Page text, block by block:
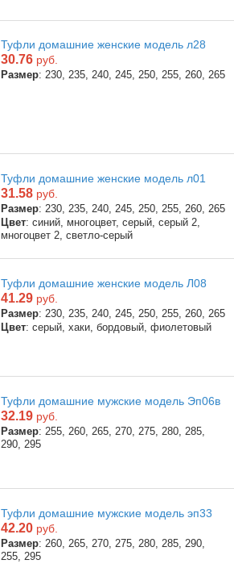
Туфли домашние женские модель л28
30.76 руб.
Размер: 230, 235, 240, 245, 250, 255, 260, 265
Туфли домашние женские модель л01
31.58 руб.
Размер: 230, 235, 240, 245, 250, 255, 260, 265
Цвет: синий, многоцвет, серый, серый 2,
многоцвет 2, светло-серый
Туфли домашние женские модель Л08
41.29 руб.
Размер: 230, 235, 240, 245, 250, 255, 260, 265
Цвет: серый, хаки, бордовый, фиолетовый
Туфли домашние мужские модель Эп06в
32.19 руб.
Размер: 255, 260, 265, 270, 275, 280, 285,
290, 295
Туфли домашние мужские модель эп33
42.20 руб.
Размер: 260, 265, 270, 275, 280, 285, 290,
255, 295